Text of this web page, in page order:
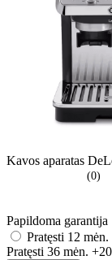
Kavos aparatas
(0)
Papildoma garantija
Pratęsti 12 mėn.
Pratęsti 36 mėn.